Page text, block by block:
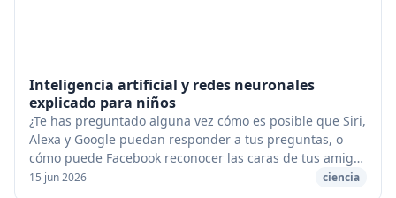
Inteligencia artificial y redes neuronales
explicado para niños
¿Te has preguntado alguna vez cómo es posible que Siri,
Alexa y Google puedan responder a tus preguntas, o
cómo puede Facebook reconocer las caras de tus amigos
en las fotos que subes? ¡La respuesta a...
15 jun 2026 ciencia